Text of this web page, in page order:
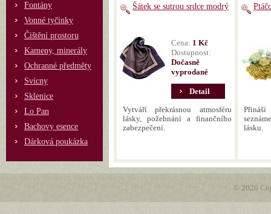
Fontány
Vonné tyčinky
Čištění prostoru
Kameny, minerály
Ochranné předměty
Svícny
Sklenice
Lo Pan
Bachovy esence
Dárková poukázka
Šátek se sutrou srdce modrý
Cena: 1 Kč
Dostupnost:
Dočasně
vyprodané
Detail
Vytváří překrásnou atmosféru
lásky, požehnání a finančního
zabezpečení.
lásku.
© 2026